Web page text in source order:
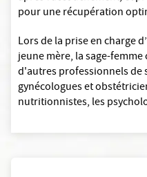
pour une récupération
Lors de la prise en charge
jeune mère, la sage-
d'autres professionnels de
gynécologues et
nutritionnistes, les